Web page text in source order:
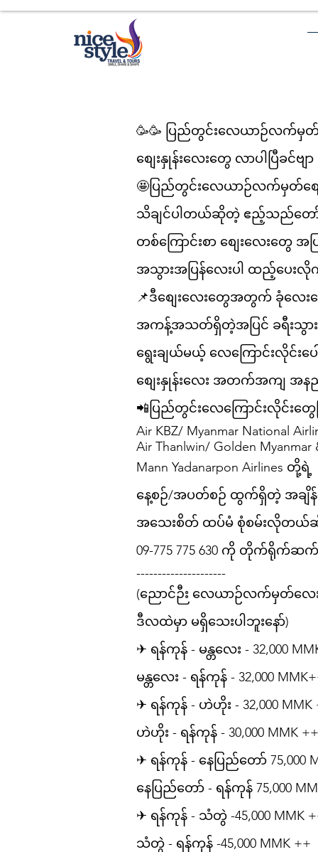
🥳🥳 ပြည်တွင်းလေယာဉ်လက်မှ
စျေးနှုန်းလေးတွေ လာပါပြီခင်ဗျာ
🤩ပြည်တွင်းလေယာဉ်လက်မှတ်စျ
သိချင်ပါတယ်ဆိုတဲ့ ဧည့်သည်တေ
တစ်ကြောင်းစာ စျေးလေးတွေ အပ
အသွားအပြန်လေးပါ ထည့်ပေး
📌ဒီစျေးလေးတွေအတွက် ခုံလေ
အကန့်အသတ်ရှိတဲ့အပြင် ခရီးသွာ
ရွေးချယ်မယ့် လေကြောင်းလိုင်းပ
စျေးနှုန်းလေး အတက်အကျ အန
📲ပြည်တွင်းလေကြောင်းလိုင်းတွ
Air KBZ/ Myanmar National
Air Thanlwin/ Golden Myanmar
Mann Yadanarpon Airlines တို့ရဲ့
နေ့စဉ်/အပတ်စဉ် ထွက်ရှိတဲ့ အခ
အသေးစိတ် ထပ်မံ စုံစမ်းလိုတယ်
09-775 775 630 ကို တိုက်ရိုက်ဆ
---------------------
(ညောင်ဉီး လေယာဉ်လက်မှတ်လ
ဒီလထဲမှာ မရှိသေးပါဘူးနော်)
✈ ရန်ကုန် - မန္တလေး - 32,000
မန္တလေး - ရန်ကုန် - 32,000
✈ ရန်ကုန် - ဟဲဟိုး - 32,000 MMK
ဟဲဟိုး - ရန်ကုန် - 30,000 MMK ++
✈ ရန်ကုန် - နေပြည်တော် 75,000
နေပြည်တော် - ရန်ကုန် 75,000
✈ ရန်ကုန် - သံတွဲ -45,000 MMK
သံတွဲ - ရန်ကုန် -45,000 MMK ++